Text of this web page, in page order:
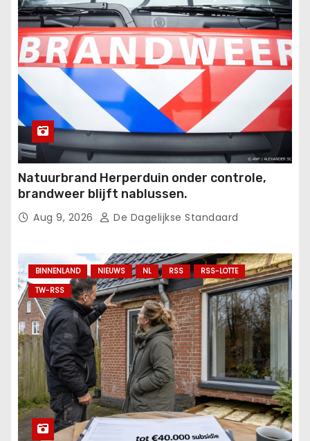
Natuurbrand Herperduin onder controle,
brandweer blijft nablussen.
Aug 9, 2026 De Dagelijkse Standaard
BINNENLAND NIEUWS NL RSS
RSS-LOTTE
TW-RSS